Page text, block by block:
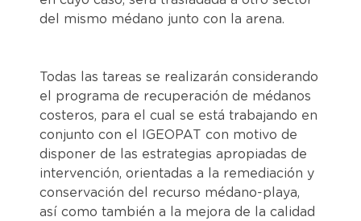
del mismo médano junto con la arena.
Todas las tareas se realizarán considerando
el programa de recuperación de médanos
costeros, para el cual se está trabajando en
conjunto con el IGEOPAT con motivo de
disponer de las estrategias apropiadas de
intervención, orientadas a la remediación y
conservación del recurso médano-playa,
así como también a la mejora de la calidad